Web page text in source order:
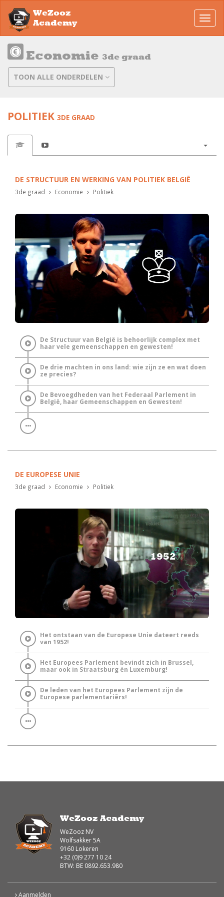
WeZooz
Academy
Economie 3de graad
TOON ALLE ONDERDELEN
POLITIEK 3DE GRAAD
DE STRUCTUUR EN WERKING VAN POLITIEK BELGIË
3de graad Economie Politiek
De Structuur van België is behoorlijk complex met
haar vele gemeenschappen en gewesten!
De drie machten in ons land: wie zijn ze en wat doen
ze precies?
De Bevoegdheden van het Federaal Parlement in
België, haar Gemeenschappen en Gewesten!
DE EUROPESE UNIE
3de graad Economie Politiek
Het ontstaan van de Europese Unie dateert reeds
van 1952!
Het Europees Parlement bevindt zich in Brussel,
maar ook in Straatsburg én Luxemburg!
De leden van het Europees Parlement zijn de
Europese parlementariërs!
WeZooz Academy
WeZooz NV
Wolfsakker 5A
9160 Lokeren
+32 (0)9 277 10 24
BTW: BE 0892.653.980
Aanmelden